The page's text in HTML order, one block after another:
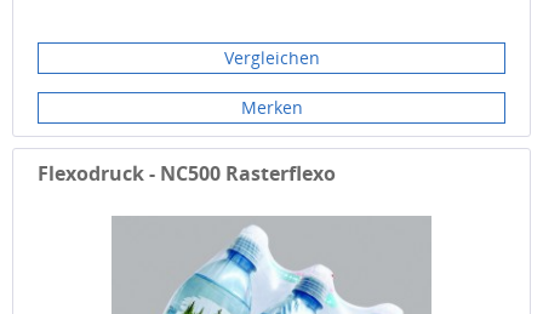
Vergleichen
Merken
Flexodruck - NC500 Rasterflexo